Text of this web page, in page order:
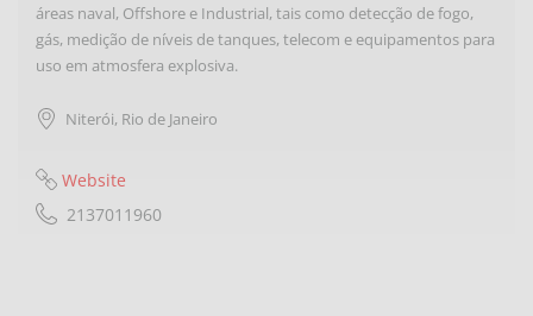
áreas naval, Offshore e Industrial, tais como detecção de fogo,
gás, medição de níveis de tanques, telecom e equipamentos para
uso em atmosfera explosiva.
Niterói, Rio de Janeiro
Website
2137011960